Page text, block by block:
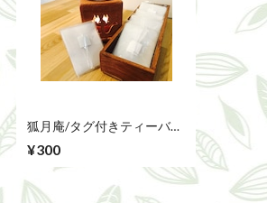
狐月庵/タグ付きティーバッ
¥300